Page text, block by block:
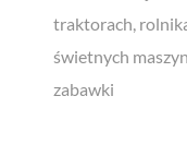
traktorach,
świetnych
zabawki